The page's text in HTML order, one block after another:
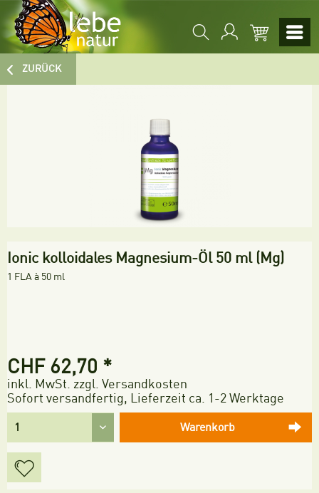
ZURÜCK
Ionic kolloidales Magnesium-Öl 50 ml (Mg)
1 FLA à 50 ml
CHF 62,70 *
inkl. MwSt. zzgl. Versandkosten
Sofort versandfertig, Lieferzeit ca. 1-2 Werktage
Warenkorb